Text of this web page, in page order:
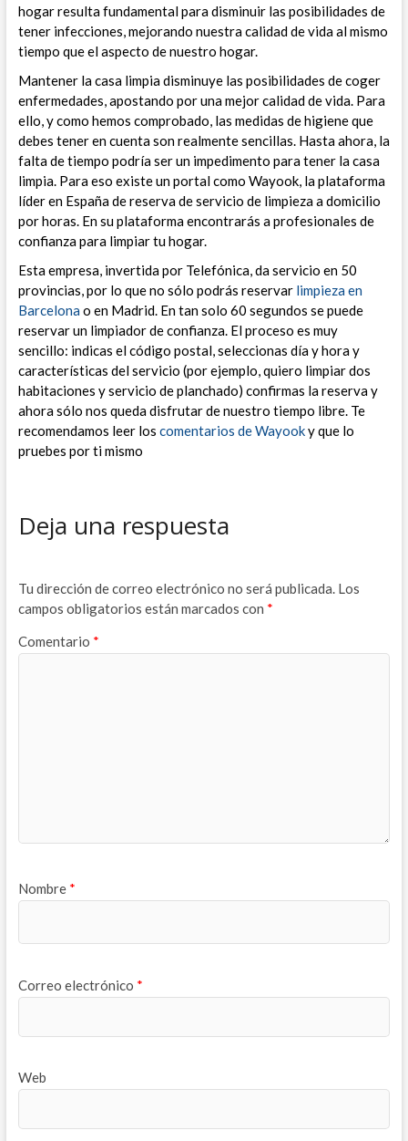
hogar resulta fundamental para disminuir las posibilidades de
tener infecciones, mejorando nuestra calidad de vida al mismo
tiempo que el aspecto de nuestro hogar.
Mantener la casa limpia disminuye las posibilidades de coger
enfermedades, apostando por una mejor calidad de vida. Para
ello, y como hemos comprobado, las medidas de higiene que
debes tener en cuenta son realmente sencillas. Hasta ahora, la
falta de tiempo podría ser un impedimento para tener la casa
limpia. Para eso existe un portal como Wayook, la plataforma
líder en España de reserva de servicio de limpieza a domicilio
por horas. En su plataforma encontrarás a profesionales de
confianza para limpiar tu hogar.
Esta empresa, invertida por Telefónica, da servicio en 50
provincias, por lo que no sólo podrás reservar limpieza en
Barcelona o en Madrid. En tan solo 60 segundos se puede
reservar un limpiador de confianza. El proceso es muy
sencillo: indicas el código postal, seleccionas día y hora y
características del servicio (por ejemplo, quiero limpiar dos
habitaciones y servicio de planchado) confirmas la reserva y
ahora sólo nos queda disfrutar de nuestro tiempo libre. Te
recomendamos leer los comentarios de Wayooky que lo
pruebes por ti mismo
Deja una respuesta
Tu dirección de correo electrónico no será publicada. Los
campos obligatorios están marcados con *
Comentario *
Nombre *
Correo electrónico *
Web